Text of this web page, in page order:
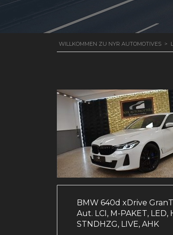
WILLKOMMEN ZU NYR AUTOMOTIVES >
BMW 640d xDrive
Aut. LCI, M-PAKET, LED,
STNDHZG, LIVE, AHK